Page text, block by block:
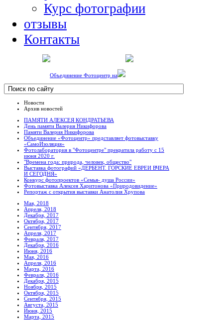
Курс фотографии
отзывы
Контакты
Объединение Фотоцентр на
Новости
Архив новостей
ПАМЯТИ АЛЕКСЕЯ КОНДРАТЬЕВА
День памяти Валерия Никифорова
Памяти Валерия Никифорова
Объединение «Фотоцентр» представляет фотовыставку
«СамоИзоляция»
Фотолаборатория в "Фотоцентре" прекратила работу с 15
июня 2020 г.
"Времена года: природа, человек, общество"
Выставка фотографий «ДЕРБЕНТ. ГОРСКИЕ ЕВРЕИ ВЧЕРА
И СЕГОДНЯ»
Конкурс фотопроектов «Семья- душа России»
Фотовыставка Алексея Харитонова «Природовидение»
Репортаж с открытия выставки Анатолия Хрупова
Мая, 2018
Апреля, 2018
Декабря, 2017
Октября, 2017
Сентября, 2017
Апреля, 2017
Февраля, 2017
Декабря, 2016
Июня, 2016
Мая, 2016
Апреля, 2016
Марта, 2016
Февраля, 2016
Декабря, 2015
Ноября, 2015
Октября, 2015
Сентября, 2015
Августа, 2015
Июня, 2015
Марта, 2015